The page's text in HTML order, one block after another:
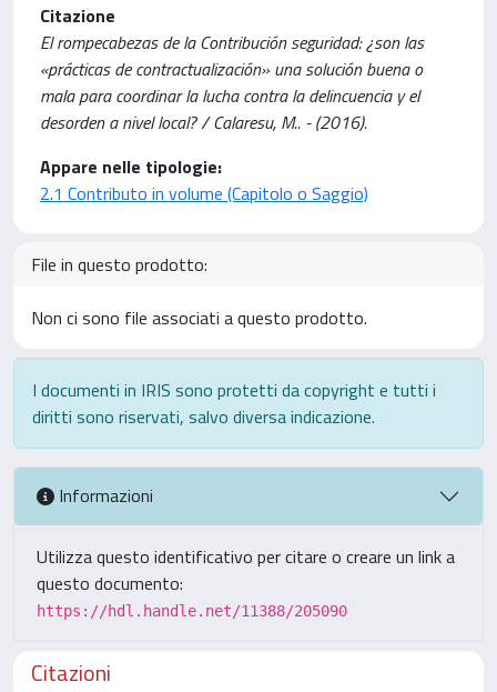
Citazione
El rompecabezas de la Contribución seguridad: ¿son las
«prácticas de contractualización» una solución buena o
mala para coordinar la lucha contra la delincuencia y el
desorden a nivel local? / Calaresu, M.. - (2016).
Appare nelle tipologie:
2.1 Contributo in volume (Capitolo o Saggio)
File in questo prodotto:
Non ci sono file associati a questo prodotto.
I documenti in IRIS sono protetti da copyright e tutti i
diritti sono riservati, salvo diversa indicazione.
Informazioni
Utilizza questo identificativo per citare o creare un link a
questo documento:
https://hdl.handle.net/11388/205090
Citazioni